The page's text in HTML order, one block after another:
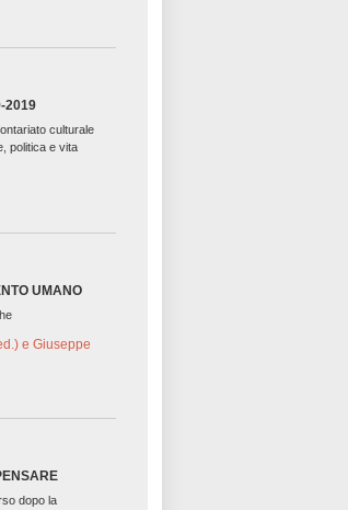
2019
culturale
politica e vita
UMANO
e Giuseppe
dopo la